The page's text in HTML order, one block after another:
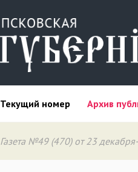
Текущий номер Архив
Газета №49 (470) от 23